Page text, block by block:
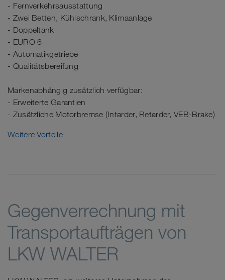
- Fernverkehrsausstattung
- Zwei Betten, Kühlschrank, Klimaanlage
- Doppeltank
- EURO 6
- Automatikgetriebe
- Qualitätsbereifung
Markenabhängig zusätzlich verfügbar:
- Erweiterte Garantien
- Zusätzliche Motorbremse (Intarder, Retarder, VEB-Brake)
Weitere Vorteile
Gegenverrechnung mit
Transportaufträgen von
LKW WALTER